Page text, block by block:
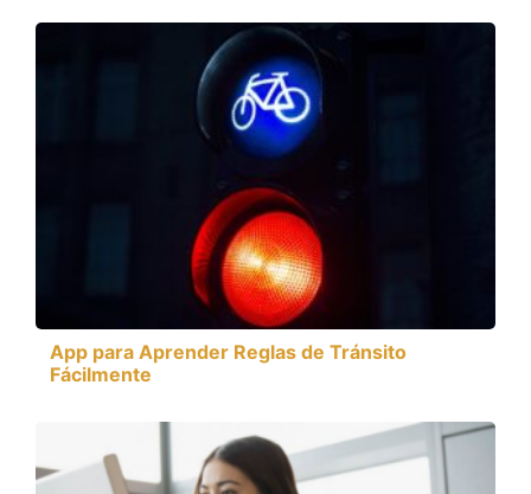
App para Aprender Reglas de Tránsito
Fácilmente